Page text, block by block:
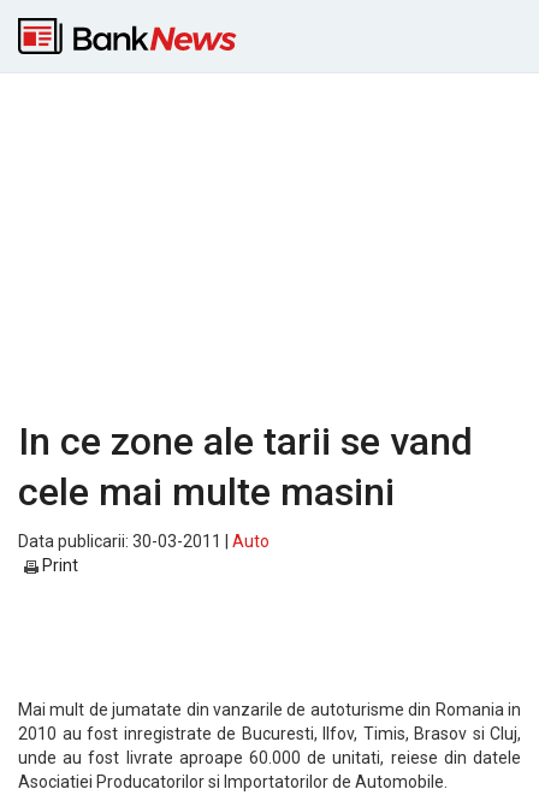
In ce zone ale tarii se vand
cele mai multe masini
Data publicarii: 30-03-2011 | Auto
Print
Mai mult de jumatate din vanzarile de autoturisme din Romania in
2010 au fost inregistrate de Bucuresti, Ilfov, Timis, Brasov si Cluj,
unde au fost livrate aproape 60.000 de unitati, reiese din datele
Asociatiei Producatorilor si Importatorilor de Automobile.